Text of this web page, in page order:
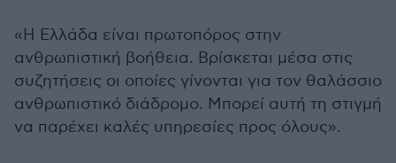
«Η Ελλάδα είναι πρωτοπόρος στην
ανθρωπιστική βοήθεια. Βρίσκεται μέσα στις
συζητήσεις οι οποίες γίνονται για τον θαλάσσιο
ανθρωπιστικό διάδρομο. Μπορεί αυτή τη στιγμή
να παρέχει καλές υπηρεσίες προς όλους».